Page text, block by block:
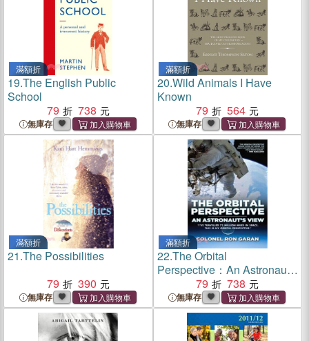
滿額折
19.The English Public
School
79
738
無庫存
滿額折
20.Wild Animals I Have
Known
79
564
無庫存
滿額折
21.The Possibilities
79
390
無庫存
滿額折
22.The Orbital
Perspective：An Astronaut's
79 738
無庫存